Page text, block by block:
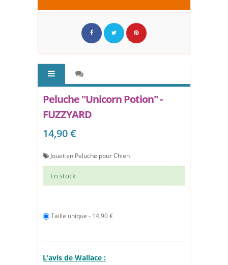
Peluche "Unicorn Potion" -
FUZZYARD
14,90 €
Jouet en Peluche pour Chien
En stock
Taille unique - 14,90 €
L’avis de Wallace :